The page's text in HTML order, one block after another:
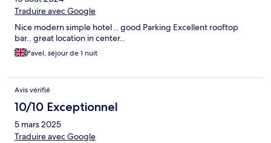
Traduire avec Google
Nice modern simple hotel .. good Parking Excellent rooftop
bar.. great location in center..
Pavel, séjour de 1 nuit
Avis vérifié
10/10 Exceptionnel
5 mars 2025
Traduire avec Google